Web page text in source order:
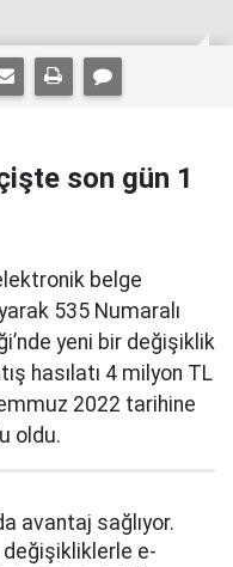
son gün 1
belge
535 Numaralı
yeni bir değişiklik
hasılatı 4 milyon TL
2022 tarihine
oldu.
avantaj sağlıyor.
değişikliklerle e-